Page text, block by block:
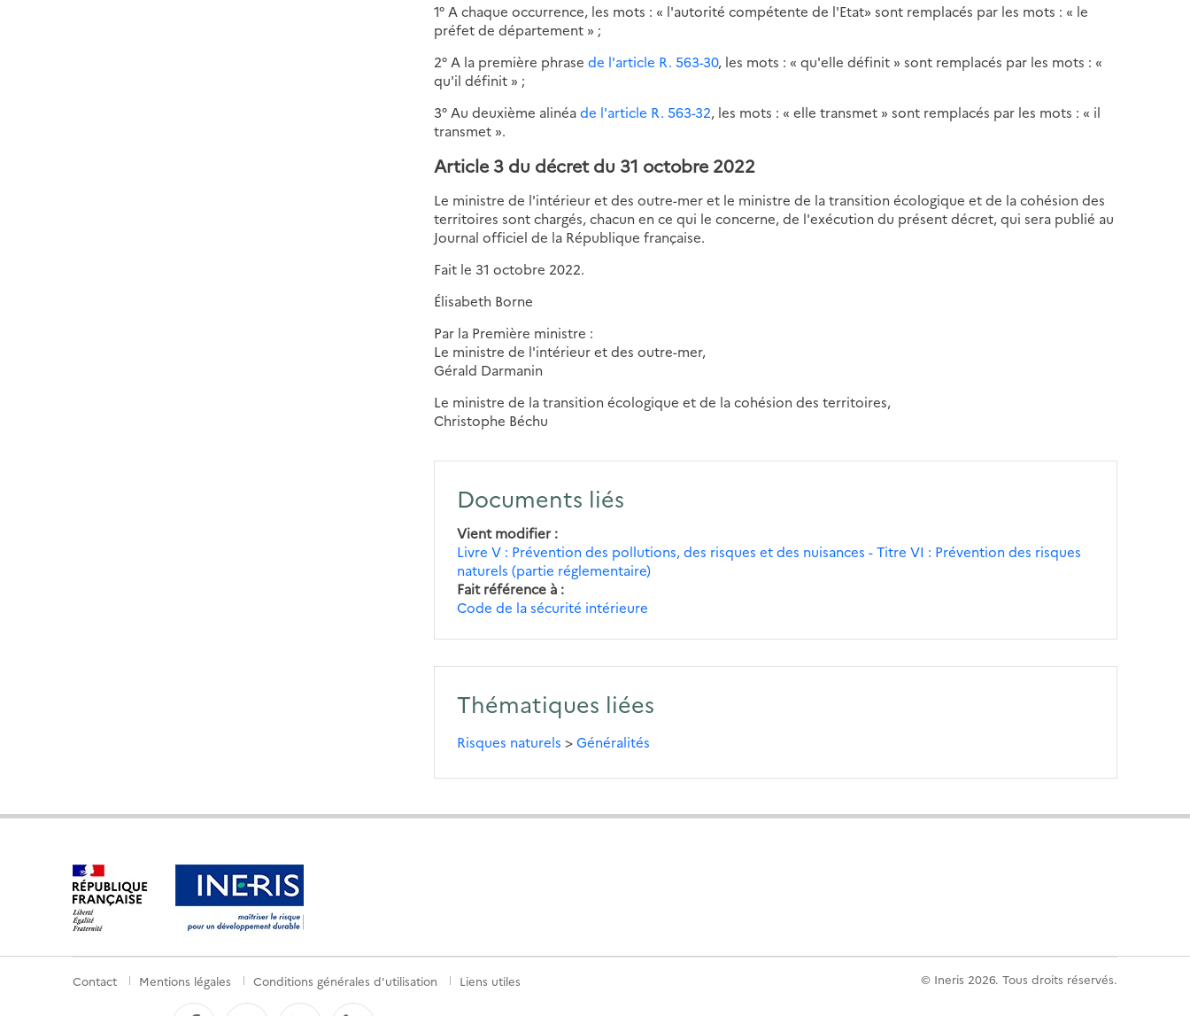
1° A chaque occurrence, les mots : « l'autorité compétente de l'Etat» sont remplacés par les mots : « le
préfet de département » ;
2° A la première phrasede l'article R. 563-30, les mots : « qu'elle définit » sont remplacés par les mots : «
qu'il définit » ;
3° Au deuxième alinéade l'article R. 563-32, les mots : « elle transmet » sont remplacés par les mots : « il
transmet ».
Article 3 du décret du 31 octobre 2022
Le ministre de l'intérieur et des outre-mer et le ministre de la transition écologique et de la cohésion des
territoires sont chargés, chacun en ce qui le concerne, de l'exécution du présent décret, qui sera publié au
Journal officiel de la République française.
Fait le 31 octobre 2022.
Élisabeth Borne
Par la Première ministre :
Le ministre de l'intérieur et des outre-mer,
Gérald Darmanin
Le ministre de la transition écologique et de la cohésion des territoires,
Christophe Béchu
Documents liés
Vient modifier
Livre V : Prévention des pollutions, des risques et des nuisances - Titre VI : Prévention des risques
naturels (partie réglementaire)
Fait référence à
Code de la sécurité intérieure
Thématiques liées
Risques naturels >Généralités
Menu
Contact Mentions légales Conditions générales d'utilisation Liens utiles © Ineris 2026. Tous droits réservés.